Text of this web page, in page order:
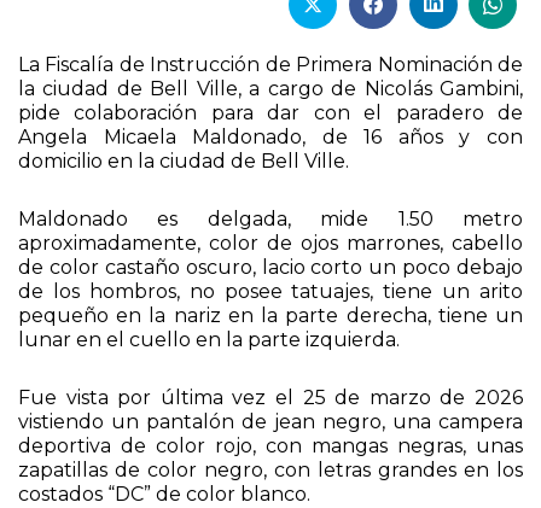
La Fiscalía de Instrucción de Primera Nominación de
la ciudad de Bell Ville, a cargo de Nicolás Gambini,
pide colaboración para dar con el paradero de
Angela Micaela Maldonado, de 16 años y con
domicilio en la ciudad de Bell Ville.
Maldonado es delgada, mide 1.50 metro
aproximadamente, color de ojos marrones, cabello
de color castaño oscuro, lacio corto un poco debajo
de los hombros, no posee tatuajes, tiene un arito
pequeño en la nariz en la parte derecha, tiene un
lunar en el cuello en la parte izquierda.
Fue vista por última vez el 25 de marzo de 2026
vistiendo un pantalón de jean negro, una campera
deportiva de color rojo, con mangas negras, unas
zapatillas de color negro, con letras grandes en los
costados “DC” de color blanco.